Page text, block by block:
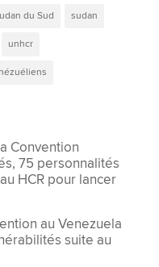
du Sud sudan
unhcr
Convention
75 personnalités
HCR pour lancer
au Venezuela
suite au